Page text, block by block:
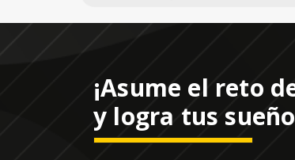
¡Asume el reto
y logra tus